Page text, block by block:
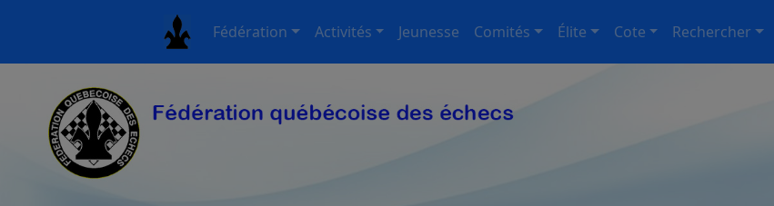
Fédération Activités Jeunesse Comités Élite Cote Rechercher